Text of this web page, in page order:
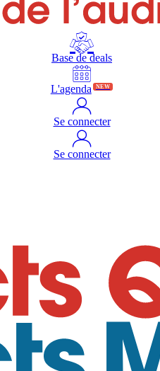
Base de deals
L'agenda NEW
Se connecter
Se connecter